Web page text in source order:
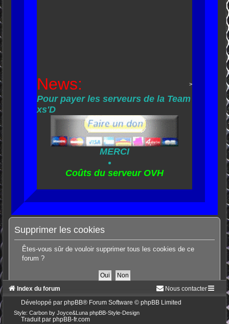
News: >
Pour payer les serveurs de la Team
xs'D
MERCI
Coûts du serveur OVH
Supprimer les cookies
Êtes-vous sûr de vouloir supprimer tous les cookies de ce
forum ?
Index du forum
Nous contacter
Développé par phpBB® Forum Software © phpBB Limited
Style: Carbon by Joyce&LunaphpBB-Style-Design
Traduit par phpBB-fr.com